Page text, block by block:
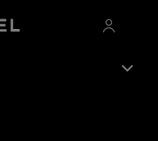
マイアカ